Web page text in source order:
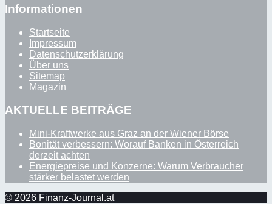
Informationen
Startseite
Impressum
Datenschutzerklärung
Über uns
Sitemap
Magazin
AKTUELLE BEITRÄGE
Mini-Kraftwerke aus Graz an der Wiener Börse
Bonität verbessern: Worauf Banken in Österreich
derzeit achten
Energiepreise und Konzerne: Warum Verbraucher
stärker belastet werden
© 2026 Finanz-Journal.at